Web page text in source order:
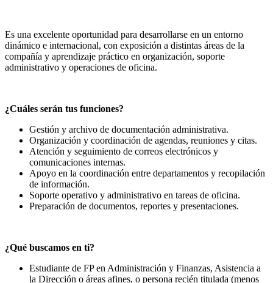
Es una excelente oportunidad para desarrollarse en un entorno
dinámico e internacional, con exposición a distintas áreas de la
compañía y aprendizaje práctico en organización, soporte
administrativo y operaciones de oficina.
¿Cuáles serán tus funciones?
Gestión y archivo de documentación administrativa.
Organización y coordinación de agendas, reuniones y citas.
Atención y seguimiento de correos electrónicos y
comunicaciones internas.
Apoyo en la coordinación entre departamentos y recopilación
de información.
Soporte operativo y administrativo en tareas de oficina.
Preparación de documentos, reportes y presentaciones.
¿Qué buscamos en ti?
Estudiante de FP en Administración y Finanzas, Asistencia a
la Dirección o áreas afines, o persona recién titulada (menos